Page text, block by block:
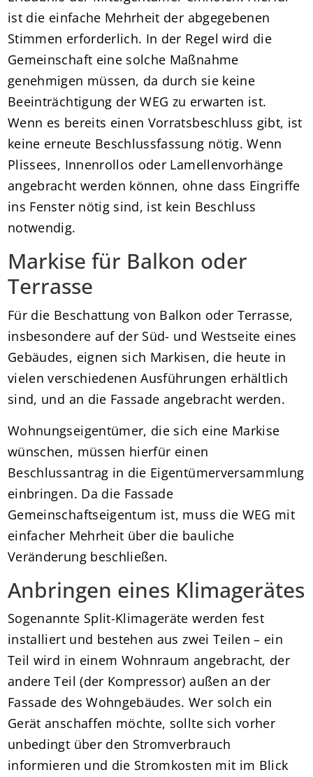
ist die einfache Mehrheit der abgegebenen
Stimmen erforderlich. In der Regel wird die
Gemeinschaft eine solche Maßnahme
genehmigen müssen, da durch sie keine
Beeinträchtigung der WEG zu erwarten ist.
Wenn es bereits einen Vorratsbeschluss gibt, ist
keine erneute Beschlussfassung nötig. Wenn
Plissees, Innenrollos oder Lamellenvorhänge
angebracht werden können, ohne dass Eingriffe
ins Fenster nötig sind, ist kein Beschluss
notwendig.
Markise für Balkon oder
Terrasse
Für die Beschattung von Balkon oder Terrasse,
insbesondere auf der Süd- und Westseite eines
Gebäudes, eignen sich Markisen, die heute in
vielen verschiedenen Ausführungen erhältlich
sind, und an die Fassade angebracht werden.
Wohnungseigentümer, die sich eine Markise
wünschen, müssen hierfür einen
Beschlussantrag in die Eigentümerversammlung
einbringen. Da die Fassade
Gemeinschaftseigentum ist, muss die WEG mit
einfacher Mehrheit über die bauliche
Veränderung beschließen.
Anbringen eines Klimagerätes
Sogenannte Split-Klimageräte werden fest
installiert und bestehen aus zwei Teilen – ein
Teil wird in einem Wohnraum angebracht, der
andere Teil (der Kompressor) außen an der
Fassade des Wohngebäudes. Wer solch ein
Gerät anschaffen möchte, sollte sich vorher
unbedingt über den Stromverbrauch
informieren und die Stromkosten mit im Blick